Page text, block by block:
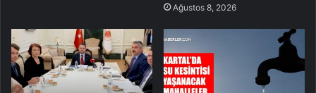
Ağustos 8, 2026